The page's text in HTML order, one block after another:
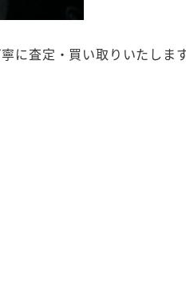
に査定・買い取りいたしま